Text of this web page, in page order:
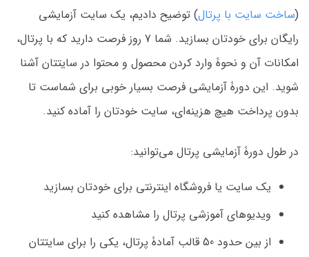
(ساخت سایت با پرتال) توضیح دادیم، یک سایت آزمایشی
رایگان برای خودتان بسازید. شما 7 روز فرصت دارید که با پرتال،
امکانات آن و نحوۀ وارد کردن محصول و محتوا در سایتتان آشنا
شوید. این دورۀ آزمایشی فرصت بسیار خوبی برای شماست تا
بدون پرداخت هیچ هزینه‌ای، سایت خودتان را آماده کنید.
در طول دورۀ آزمایشی پرتال می‌توانید:
یک سایت یا فروشگاه اینترنتی برای خودتان بسازید
ویدیوهای آموزشی پرتال را مشاهده کنید
از بین حدود 50 قالب آمادۀ پرتال، یکی را برای سایتتان